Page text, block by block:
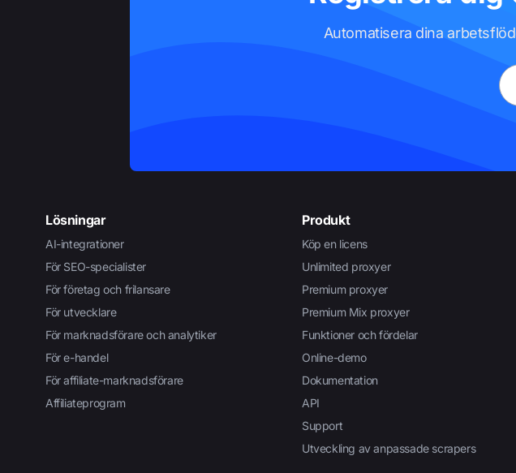
Automatisera dina
Lösningar
AI-integrationer
För SEO-specialister
För företag och frilansare
För utvecklare
För marknadsförare och analytiker
För e-handel
För affiliate-marknadsförare
Affiliateprogram
Produkt
Köp en licens
Unlimited proxyer
Premium proxyer
Premium Mix proxyer
Funktioner och fördelar
Online-demo
Dokumentation
API
Support
Utveckling av anpassade scrapers